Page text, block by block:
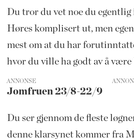
Du tror du vet noe du
Høres komplisert ut, men
mest om at du har
hvor du ville ha godt av å
ANNONSE
Jomfruen 23/8-22/9
Du ser gjennom de fleste
denne klarsynet kommer fra